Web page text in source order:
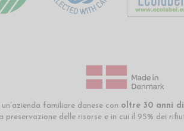
familiare danese con oltre 30 anni
delle risorse e in cui il 95% dei